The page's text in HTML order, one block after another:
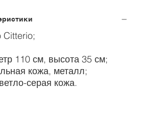
Citterio;
110 см, высота 35 см;
кожа, металл;
серая кожа.